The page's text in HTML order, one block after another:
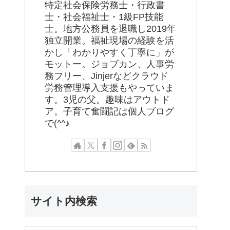
特定社会保険労務士・行政書
士・社会福祉士・1級FP技能
士。地方公務員を退職し2019年
独立開業。福祉現場の経験を活
かし「わかりやすく丁寧に」が
モットー。ジョブカン、人事労
務フリー、Jinjerなどクラウド
労務管理導入支援もやっていま
す。3児の父。趣味はアウトド
ア。子育て奮闘記は個人ブログ
で(^^♪
サイト内検索